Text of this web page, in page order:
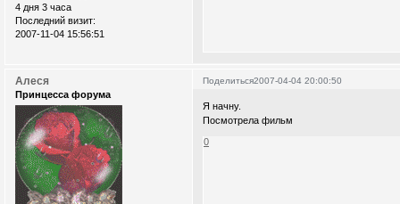
4 дня 3 часа
Последний визит:
2007-11-04 15:56:51
Поделиться2007-04-04 20:00:50
Алеся
Принцесса форума
Я начну.
Посмотрела фильм
0